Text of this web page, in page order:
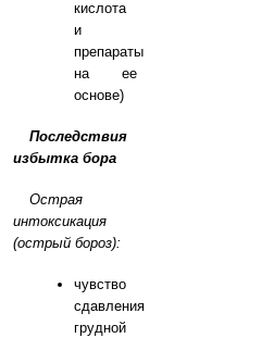
кислота
и
препараты
на ее
основе)
Последствия
избытка бора
Острая
интоксикация
(острый бороз):
чувство
сдавления
грудной